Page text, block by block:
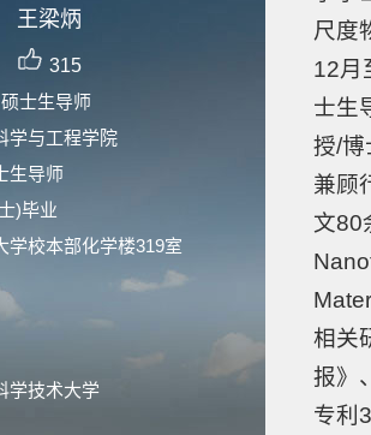
王梁炳
315
士生导师
学与工程学院
生导师
)毕业
学校本部化学楼319室
学技术大学
尺度
12月
士生
授/博
兼顾
文80
相关
报》
专利